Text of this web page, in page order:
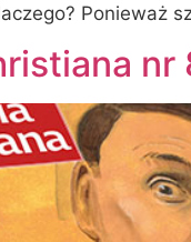
Ponieważ